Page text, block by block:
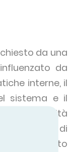
da una
da
interne, il
sistema e il
La quantità
l'aria di